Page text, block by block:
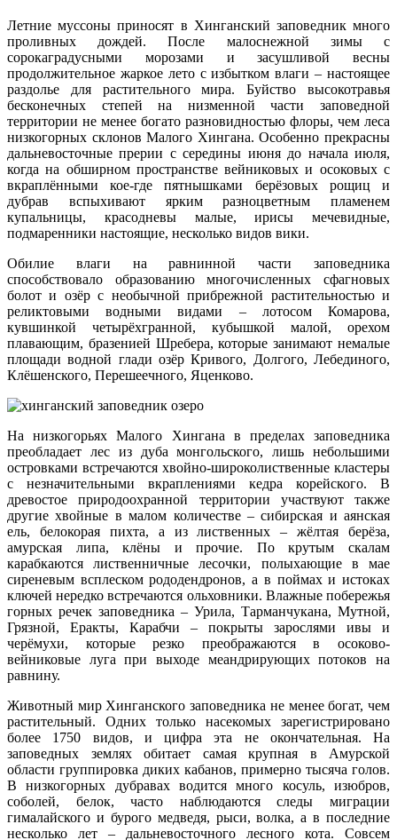
Летние муссоны приносят в Хинганский заповедник много
проливных дождей. После малоснежной зимы с
сорокаградусными морозами и засушливой весны
продолжительное жаркое лето с избытком влаги – настоящее
раздолье для растительного мира. Буйство высокотравья
бесконечных степей на низменной части заповедной
территории не менее богато разновидностью флоры, чем леса
низкогорных склонов Малого Хингана. Особенно прекрасны
дальневосточные прерии с середины июня до начала июля,
когда на обширном пространстве вейниковых и осоковых с
вкраплёнными кое-где пятнышками берёзовых рощиц и
дубрав вспыхивают ярким разноцветным пламенем
купальницы, красодневы малые, ирисы мечевидные,
подмаренники настоящие, несколько видов вики.
Обилие влаги на равнинной части заповедника
способствовало образованию многочисленных сфагновых
болот и озёр с необычной прибрежной растительностью и
реликтовыми водными видами – лотосом Комарова,
кувшинкой четырёхгранной, кубышкой малой, орехом
плавающим, бразенией Шребера, которые занимают немалые
площади водной глади озёр Кривого, Долгого, Лебединого,
Клёшенского, Перешеечного, Яценково.
На низкогорьях Малого Хингана в пределах заповедника
преобладает лес из дуба монгольского, лишь небольшими
островками встречаются хвойно-широколиственные кластеры
с незначительными вкраплениями кедра корейского. В
древостое природоохранной территории участвуют также
другие хвойные в малом количестве – сибирская и аянская
ель, белокорая пихта, а из лиственных – жёлтая берёза,
амурская липа, клёны и прочие. По крутым скалам
карабкаются лиственничные лесочки, полыхающие в мае
сиреневым всплеском рододендронов, а в поймах и истоках
ключей нередко встречаются ольховники. Влажные побережья
горных речек заповедника – Урила, Тарманчукана, Мутной,
Грязной, Еракты, Карабчи – покрыты зарослями ивы и
черёмухи, которые резко преображаются в осоково-
вейниковые луга при выходе меандрирующих потоков на
равнину.
Животный мир Хинганского заповедника не менее богат, чем
растительный. Одних только насекомых зарегистрировано
более 1750 видов, и цифра эта не окончательная. На
заповедных землях обитает самая крупная в Амурской
области группировка диких кабанов, примерно тысяча голов.
В низкогорных дубравах водится много косуль, изюбров,
соболей, белок, часто наблюдаются следы миграции
гималайского и бурого медведя, рыси, волка, а в последние
несколько лет – дальневосточного лесного кота. Совсем